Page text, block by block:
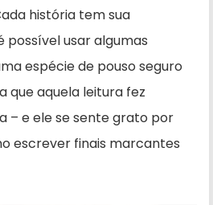
história tem sua
possível usar algumas
espécie de pouso seguro
que aquela leitura fez
– e ele se sente grato por
escrever finais marcantes